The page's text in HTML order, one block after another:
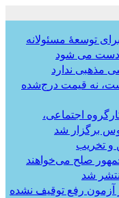
توسعهٔ مسئولانه
دست می شود
مذهبی ندارد
نه قیمت درج‌شده
اجتماعی،
برگزار شد
و تخریب
صلح می‌خواهند
شد
آزمون رفع توقیف نشده